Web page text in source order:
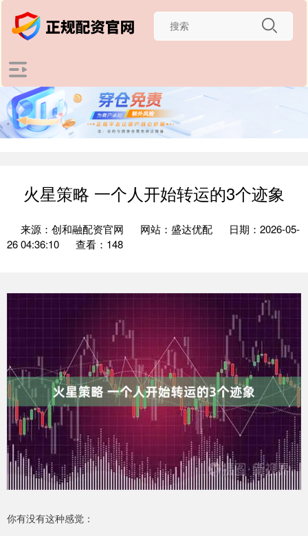
火星策略 一个人开始转运的3个迹象
来源：创和融配资官网 网站：盛达优配
日期：2026-05-
26 04:36:10
查看：148
你有没有这种感觉：